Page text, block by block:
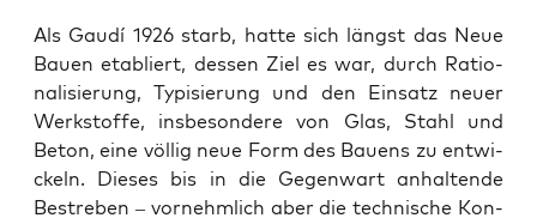
Als Gau­dí 1926 starb, hat­te sich längst das Neue
Bau­en eta­bliert, des­sen Ziel es war, durch Ratio­
na­li­sie­rung, Typi­sie­rung und den Ein­satz neu­er
Werk­stof­fe, ins­be­son­de­re von Glas, Stahl und
Beton, eine völ­lig neue Form des Bau­ens zu ent­wi­
ckeln. Die­ses bis in die Gegen­wart anhal­ten­de
Bestre­ben – vor­nehm­lich aber die tech­ni­sche Kon­